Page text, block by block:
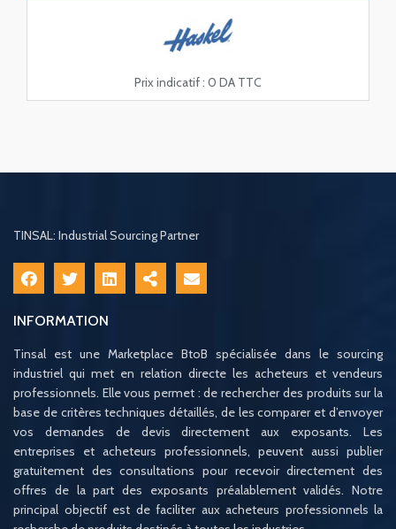
Prix indicatif : 0 DA TTC
TINSAL: Industrial Sourcing Partner
INFORMATION
Tinsal est une Marketplace BtoB spécialisée dans le sourcing
industriel qui met en relation directe les acheteurs et vendeurs
professionnels. Elle vous permet : de rechercher des produits sur la
base de critères techniques détaillés, de les comparer et d’envoyer
vos demandes de devis directement aux exposants. Les
entreprises et acheteurs professionnels, peuvent aussi publier
gratuitement des consultations pour recevoir directement des
offres de la part des exposants préalablement validés. Notre
principal objectif est de faciliter aux acheteurs professionnels la